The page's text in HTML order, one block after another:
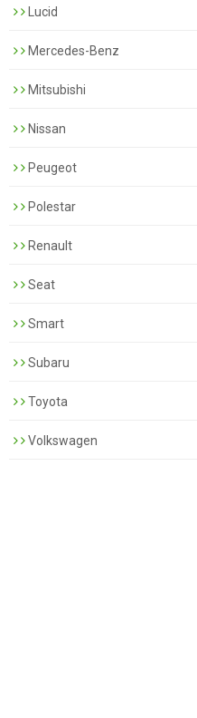
Lucid
Mercedes-Benz
Mitsubishi
Nissan
Peugeot
Polestar
Renault
Seat
Smart
Subaru
Toyota
Volkswagen